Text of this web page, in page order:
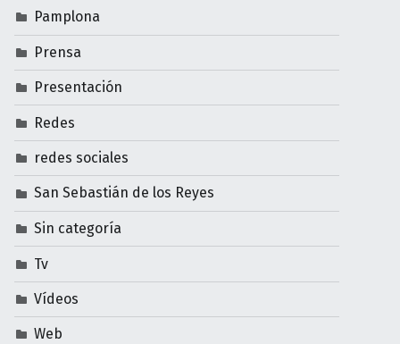
Pamplona
Prensa
Presentación
Redes
redes sociales
San Sebastián de los Reyes
Sin categoría
Tv
Vídeos
Web